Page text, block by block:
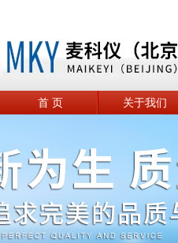
首 页 关于我们